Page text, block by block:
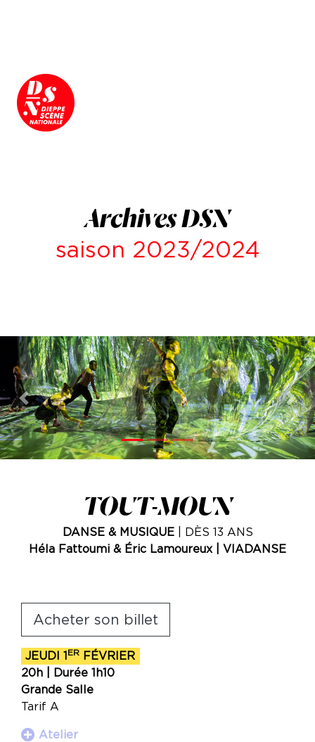
Archives DSN
saison 2023/2024
Previous
TOUT-MOUN
DANSE & MUSIQUE| DÈS 13 ANS
Héla Fattoumi & Éric Lamoureux | VIADANSE
Acheter son billet
JEUDI 1ER FÉVRIER
20h | Durée 1h10
Grande Salle
Tarif A
Atelier